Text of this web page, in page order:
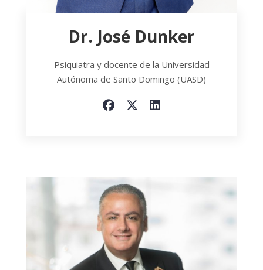
Dr. José Dunker
Psiquiatra y docente de la Universidad
Autónoma de Santo Domingo (UASD)